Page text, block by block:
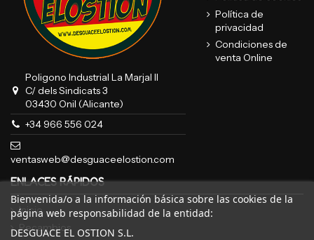
Poligono Industrial La Marjal II
C/ dels Sindicats 3
03430 Onil (Alicante)
+34 966 556 024
ventasweb@desguaceelostion.com
Política de
privacidad
Condiciones de
venta Online
ENLACES RÁPIDOS
Inicio
Recambios
Bienvenida/o a la información básica sobre las cookies de la
página web responsabilidad de la entidad:
DESGUACE EL OSTION S.L.